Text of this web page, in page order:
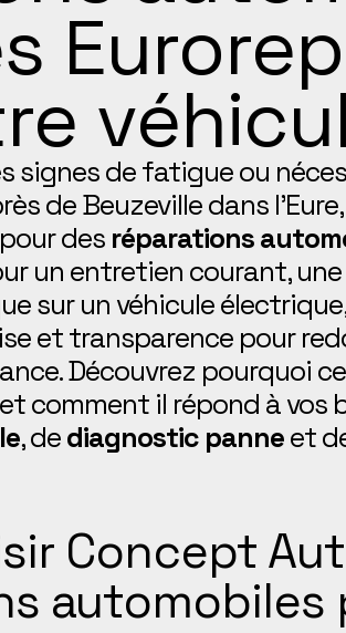
signes de fatigue ou
de Beuzeville dans
des réparations
un entretien courant,
sur un véhicule
et transparence pour
Découvrez pourquoi
comment il répond à vos
, dediagnostic panneet
Concept
automobiles